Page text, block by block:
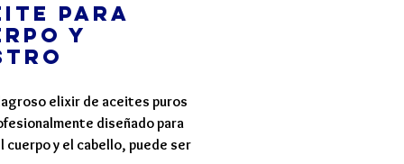
para
y
elixir de aceites puros
diseñado para
cuerpo y el cabello, puede ser